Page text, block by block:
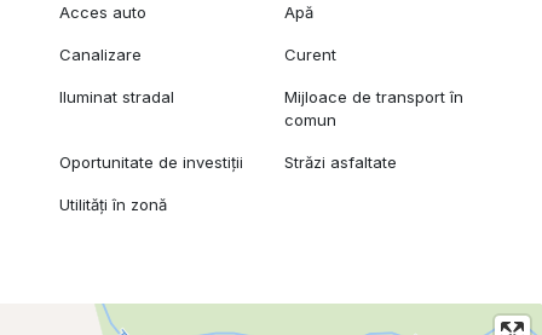
Acces auto Apă
Canalizare Curent
Iluminat stradal
Mijloace de transport în
comun
Oportunitate de investiții Străzi asfaltate
Utilități în zonă